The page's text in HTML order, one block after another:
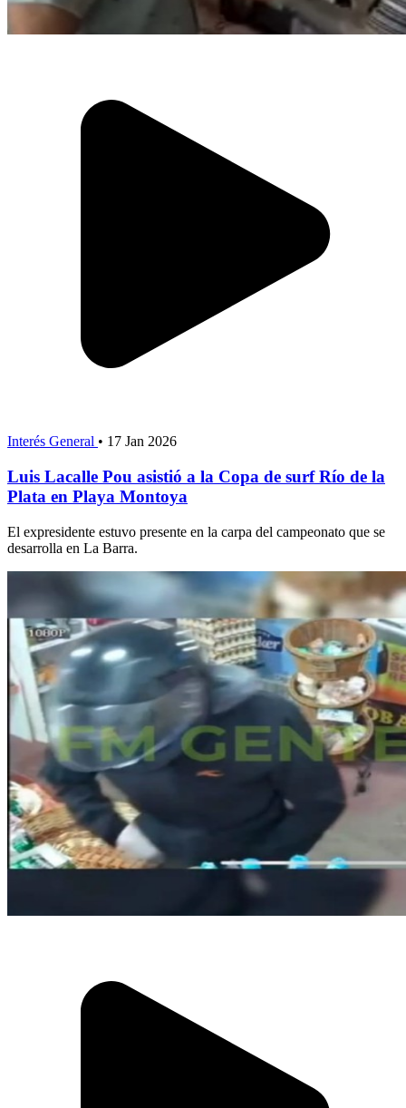
Interés General • 17 Jan 2026
Luis Lacalle Pou asistió a la Copa de surf Río de la
Plata en Playa Montoya
El expresidente estuvo presente en la carpa del campeonato que se
desarrolla en La Barra.